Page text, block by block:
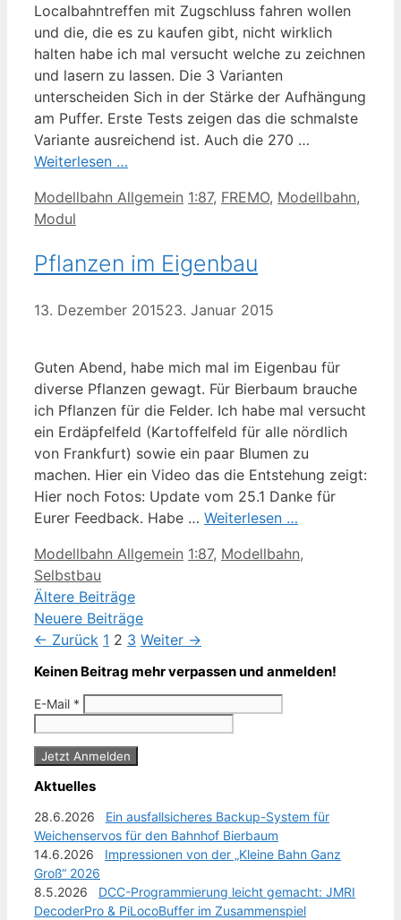
Localbahntreffen mit Zugschluss fahren wollen
und die, die es zu kaufen gibt, nicht wirklich
halten habe ich mal versucht welche zu zeichnen
und lasern zu lassen. Die 3 Varianten
unterscheiden Sich in der Stärke der Aufhängung
am Puffer. Erste Tests zeigen das die schmalste
Variante ausreichend ist. Auch die 270 …
Weiterlesen …
Kategorien
Modellbahn Allgemein Schlagwörter
1:87, FREMO, Modellbahn,
Modul
Pflanzen im Eigenbau
13. Dezember 201523. Januar 2015
Guten Abend, habe mich mal im Eigenbau für
diverse Pflanzen gewagt. Für Bierbaum brauche
ich Pflanzen für die Felder. Ich habe mal versucht
ein Erdäpfelfeld (Kartoffelfeld für alle nördlich
von Frankfurt) sowie ein paar Blumen zu
machen. Hier ein Video das die Entstehung zeigt:
Hier noch Fotos: Update vom 25.1 Danke für
Eurer Feedback. Habe … Weiterlesen …
Kategorien
Modellbahn Allgemein Schlagwörter
1:87, Modellbahn,
Selbstbau
Ältere Beiträge
Neuere Beiträge
← Zurück Seite
1 Seite
2 Seite
3 Weiter →
Keinen Beitrag mehr verpassen und anmelden!
E-Mail *
Aktuelles
28.6.2026 Ein ausfallsicheres Backup-System für
Weichenservos für den Bahnhof Bierbaum
14.6.2026 Impressionen von der „Kleine Bahn Ganz
Groß“ 2026
8.5.2026 DCC-Programmierung leicht gemacht: JMRI
DecoderPro & PiLocoBuffer im Zusammenspiel